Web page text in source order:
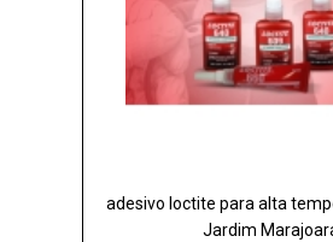
adesivo loctite para alta
Jardim